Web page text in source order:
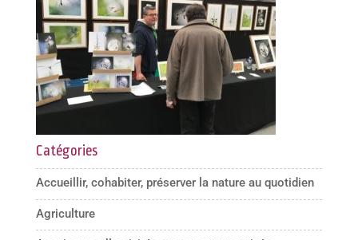
Catégories
Accueillir, cohabiter, préserver la nature au quotidien
Agriculture